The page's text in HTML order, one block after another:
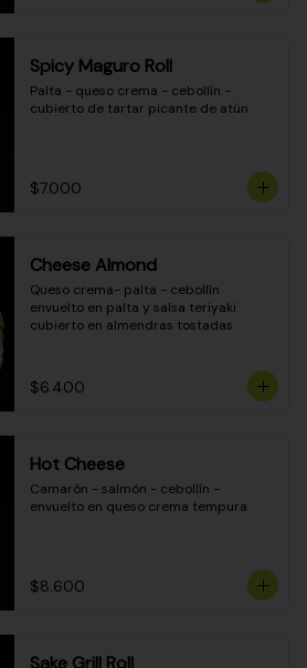
Spicy Maguro Roll
Palta - queso crema - cebollín -
cubierto de tartar picante de atún
$7.000
Cheese Almond
Queso crema- palta - cebollín
envuelto en palta y salsa teriyaki
cubierto en almendras tostadas
$6.400
Hot Cheese
Camarón - salmón - cebollín -
envuelto en queso crema tempura
$8.600
Sake Grill Roll